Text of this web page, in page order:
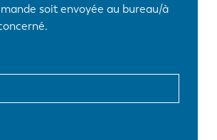
soit envoyée au bureau/à